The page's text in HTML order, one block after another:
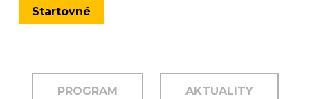
Startovné
PROGRAM AKTUALITY